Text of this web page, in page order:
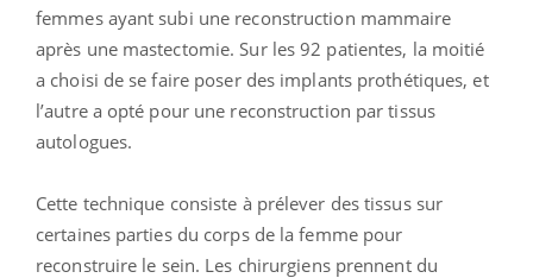
femmes ayant subi une reconstruction mammaire
après une mastectomie. Sur les 92 patientes, la moitié
a choisi de se faire poser des implants prothétiques, et
l’autre a opté pour une reconstruction par tissus
autologues.
Cette technique consiste à prélever des tissus sur
certaines parties du corps de la femme pour
reconstruire le sein. Les chirurgiens prennent du